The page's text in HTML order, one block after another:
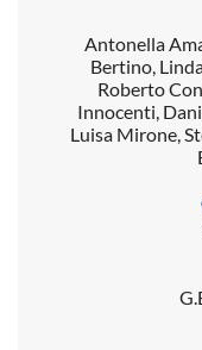
Antonella
Bertino,
Roberto
Innocenti,
Luisa Mirone,